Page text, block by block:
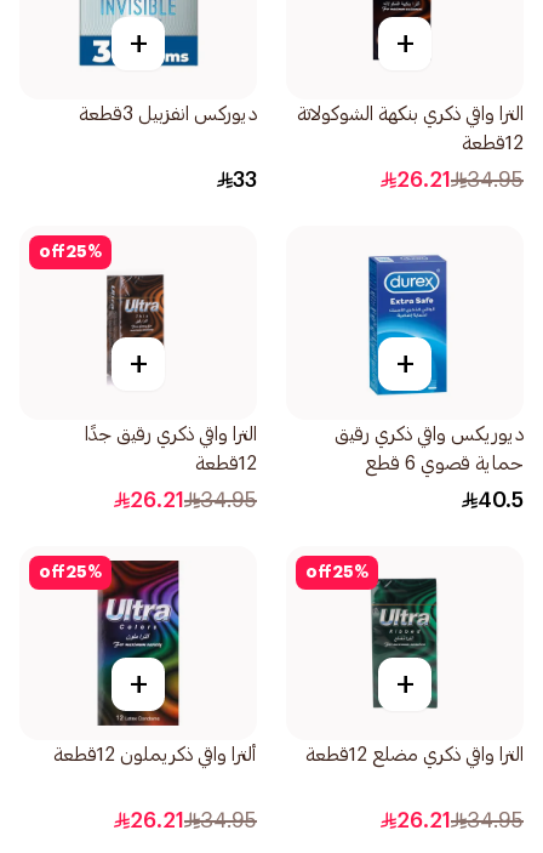
+
الترا واقي ذكري بنكهة الشوكولاتة
12قطعة
34.95
26.21
+
ديوركس انفزبيل 3قطعة
33
+
ديوريكس واقي ذكري رقيق
حماية قصوي 6 قطع
40.5
25%
off
+
الترا واقي ذكري رقيق جدًا
12قطعة
34.95
26.21
25%
off
+
الترا واقي ذكري مضلع 12قطعة
34.95
26.21
25%
off
+
ألترا واقي ذكريملون 12قطعة
34.95
26.21